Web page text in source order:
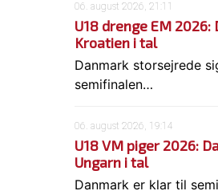
06. august 2026, 21:11
U18 drenge EM 2026:
Kroatien i tal
Danmark storsejrede
semifinalen…
06. august 2026, 19:14
U18 VM piger 2026:
Ungarn i tal
Danmark er klar til